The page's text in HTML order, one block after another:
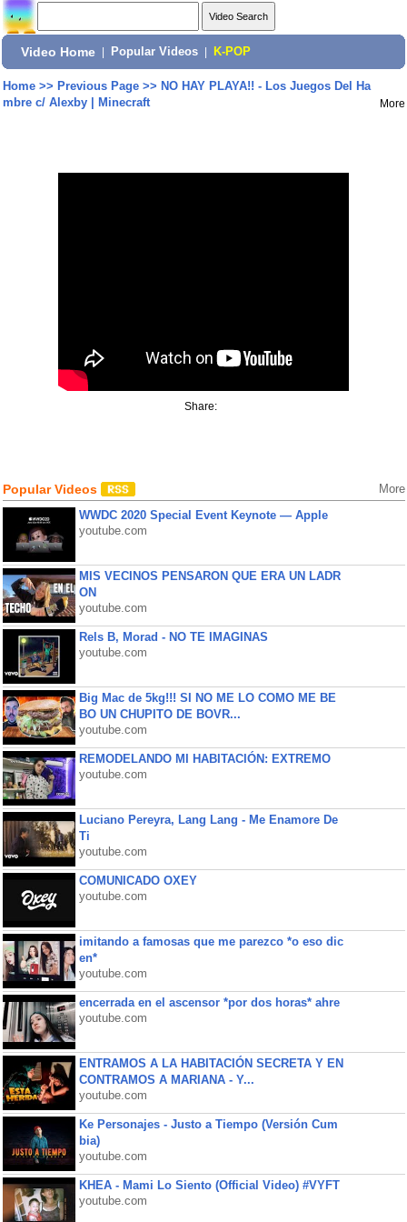
Video Home Popular Videos K-POP
Home>> Previous Page>> NO HAY PLAYA!! - Los Juegos Del Ha
mbre c/ Alexby | Minecraft
More
Share:
Popular Videos More
WWDC 2020 Special Event Keynote — Apple
youtube.com
MIS VECINOS PENSARON QUE ERA UN LADR
ON
youtube.com
Rels B, Morad - NO TE IMAGINAS
youtube.com
Big Mac de 5kg!!! SI NO ME LO COMO ME BE
BO UN CHUPITO DE BOVR...
youtube.com
REMODELANDO MI HABITACIÓN: EXTREMO
youtube.com
Luciano Pereyra, Lang Lang - Me Enamore De
Ti
youtube.com
COMUNICADO OXEY
youtube.com
imitando a famosas que me parezco *o eso dic
en*
youtube.com
encerrada en el ascensor *por dos horas* ahre
youtube.com
ENTRAMOS A LA HABITACIÓN SECRETA Y EN
CONTRAMOS A MARIANA - Y...
youtube.com
Ke Personajes - Justo a Tiempo (Versión Cum
bia)
youtube.com
KHEA - Mami Lo Siento (Official Video) #VYFT
youtube.com